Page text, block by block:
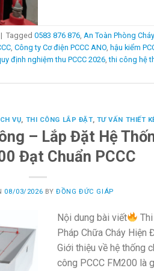
| Tagged 0583 876 876, An Toàn Phòng
, Công ty Cơ điện PCCC ANO, hậu kiểm
định nghiệm thu PCCC 2026,thi công hệ
VỤ, THI CÔNG LẮP ĐẶT, TƯ VẤN THIẾT
– Lắp Đặt Hệ
Đạt Chuẩn PCCC
08/03/2026 BYĐỒNG ĐỨC GIÁP
Nội dung bài viết
Pháp Chữa Cháy Hiện
Giới thiệu về hệ thống
công PCCC FM200 là